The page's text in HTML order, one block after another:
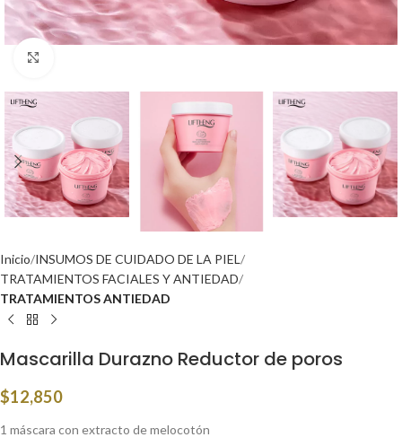
Inicio INSUMOS DE CUIDADO DE LA PIEL
TRATAMIENTOS FACIALES Y ANTIEDAD
TRATAMIENTOS ANTIEDAD
Mascarilla Durazno Reductor de poros
$12,850
1 máscara con extracto de melocotón